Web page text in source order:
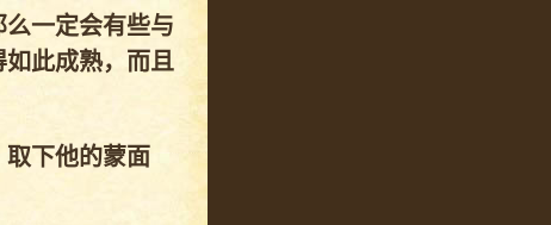
一定会有些与
此成熟，而且
下他的蒙面